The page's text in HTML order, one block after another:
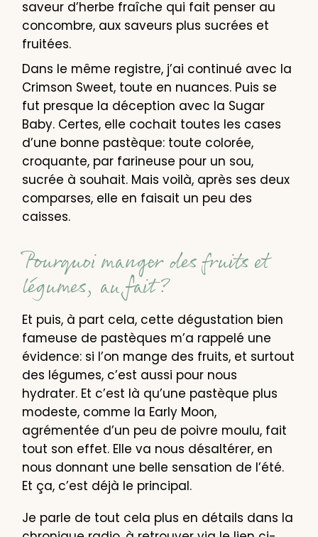
saveur d’herbe fraîche qui fait penser au
concombre, aux saveurs plus sucrées et
fruitées.
Dans le même registre, j’ai continué avec la
Crimson Sweet, toute en nuances. Puis se
fut presque la déception avec la Sugar
Baby. Certes, elle cochait toutes les cases
d’une bonne pastèque: toute colorée,
croquante, par farineuse pour un sou,
sucrée à souhait. Mais voilà, après ses deux
comparses, elle en faisait un peu des
caisses.
Pourquoi manger des fruits et
légumes, au fait?
Et puis, à part cela, cette dégustation bien
fameuse de pastèques m’a rappelé une
évidence: si l’on mange des fruits, et surtout
des légumes, c’est aussi pour nous
hydrater. Et c’est là qu’une pastèque plus
modeste, comme la Early Moon,
agrémentée d’un peu de poivre moulu, fait
tout son effet. Elle va nous désaltérer, en
nous donnant une belle sensation de l’été.
Et ça, c’est déjà le principal.
Je parle de tout cela plus en détails dans la